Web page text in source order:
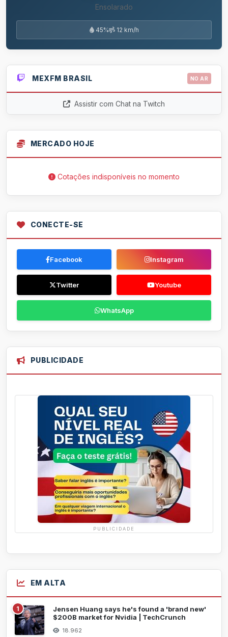
Ensolarado
45% 12 km/h
MEXFM BRASIL NO AR
Assistir com Chat na Twitch
MERCADO HOJE
Cotações indisponíveis no momento
CONECTE-SE
Facebook Instagram
Twitter Youtube
WhatsApp
PUBLICIDADE
PUBLICIDADE
EM ALTA
1
Jensen Huang says he's found a 'brand new'
$200B market for Nvidia | TechCrunch
18.962